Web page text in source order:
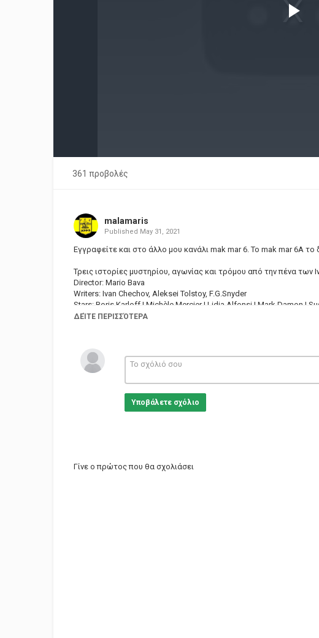
361 προβολές
malamaris
Published May 31, 2021
Εγγραφείτε και στο άλλο μου κανάλι mak mar 6. Το mak mar 6A το
Τρεις ιστορίες μυστηρίου, αγωνίας και τρόμου από την πένα των
Director: Mario Bava
Writers: Ivan Chechov, Aleksei Tolstoy, F.G.Snyder
Stars: Boris Karloff | Michèle Mercier | Lidia Alfonsi | Mark Damon |
ΔΕΊΤΕ ΠΕΡΙΣΣΌΤΕΡΑ
Υποβάλετε σχόλιο
Γίνε ο πρώτος που θα σχολιάσει